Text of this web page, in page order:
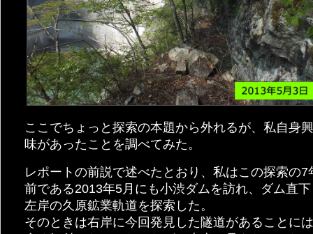
ここでちょっと探索の本題から外れるが、私自身
味があったことを調べてみた。
レポートの前説で述べたとおり、私はこの探索の7
前である2013年5月にも小渋ダムを訪れ、ダム直下
左岸の久原鉱業軌道を探索した。
そのときは右岸に今回発見した隧道があることに